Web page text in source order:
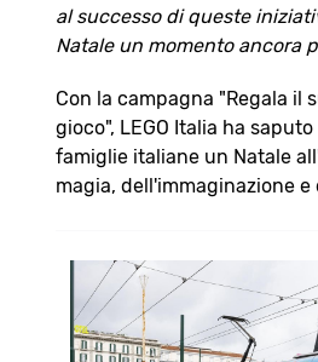
al successo di queste
Natale un momento ancora
Con la campagna "Regala il
gioco", LEGO Italia ha
famiglie italiane un Natale
magia, dell'immaginazione e